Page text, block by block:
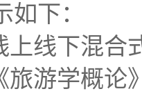
下：
上线下混合
旅游学概论